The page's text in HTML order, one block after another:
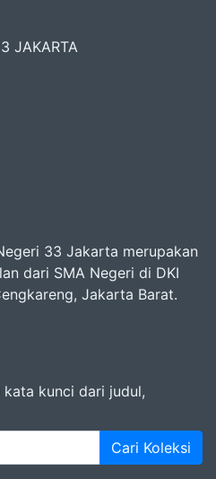
JAKARTA
33 Jakarta merupakan
dari SMA Negeri di DKI
Jakarta Barat.
kunci dari judul,
Cari Koleksi